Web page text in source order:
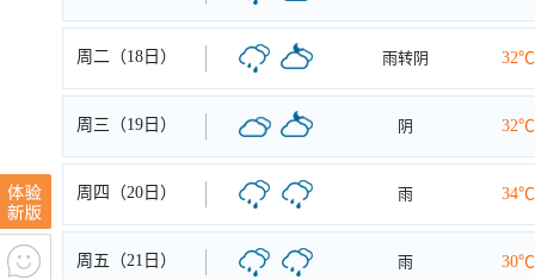
周二（18日） 雨转阴 32℃
周三（19日） 阴 32℃
周四（20日） 雨 34℃
周五（21日） 雨 30℃